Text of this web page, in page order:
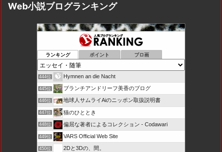
Web小説ブログランキング
ランキング ポイント ブロ画
444位 Hymnen an die Nacht
445位 ブランチアンドリーフ美香のブログ
446位 地球人サムライAiのニッポン取扱説明書
447位 猫のひととき
448位 偏屈な著者によるコレクション - Codawari
449位 VARS Official Web Site
450位 2Dと3Dの、間。